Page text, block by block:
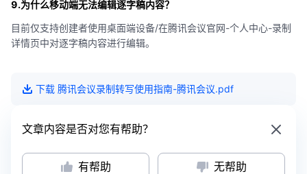
9.为什么移动端无法编辑逐字稿内容？
目前仅支持创建者使用桌面端设备/在腾讯会议官网-个人中心-录制
详情页中对逐字稿内容进行编辑。
下载 腾讯会议录制转写使用指南-腾讯会议.pdf
文章内容是否对您有帮助？
有帮助 无帮助